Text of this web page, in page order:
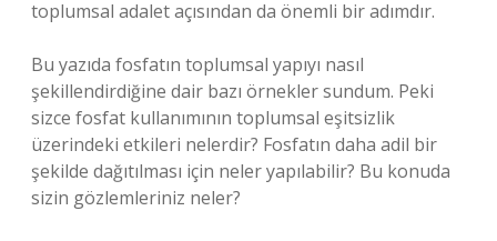
toplumsal adalet açısından da önemli bir adımdır.
Bu yazıda fosfatın toplumsal yapıyı nasıl
şekillendirdiğine dair bazı örnekler sundum. Peki
sizce fosfat kullanımının toplumsal eşitsizlik
üzerindeki etkileri nelerdir? Fosfatın daha adil bir
şekilde dağıtılması için neler yapılabilir? Bu konuda
sizin gözlemleriniz neler?